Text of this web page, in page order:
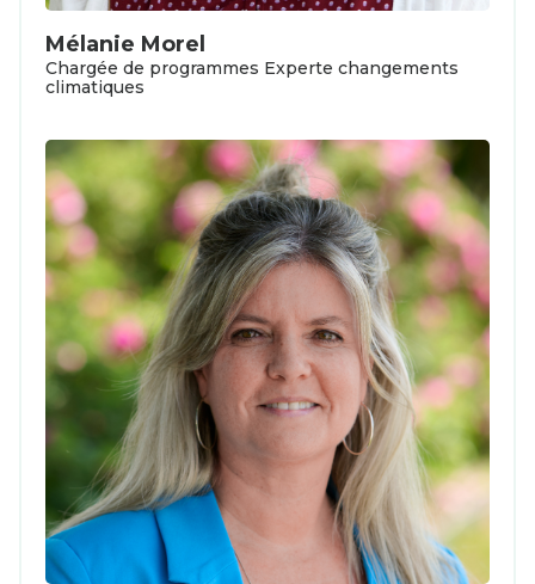
Mélanie Morel
Chargée de programmes Experte changements
climatiques